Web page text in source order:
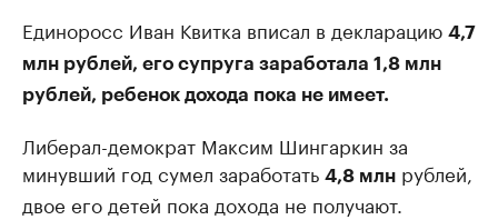
Единоросс Иван Квитка вписал в декларацию 4,7
млн рублей, его супруга заработала 1,8 млн
рублей, ребенок дохода пока не имеет.
Либерал-демократ Максим Шингаркин за
минувший год сумел заработать 4,8 млн рублей,
двое его детей пока дохода не получают.